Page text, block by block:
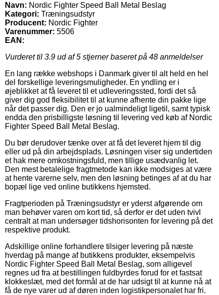
Navn: Nordic Fighter Speed Ball Metal Beslag
Kategori: Træningsudstyr
Producent: Nordic Fighter
Varenummer: 5506
EAN:
Vurderet til 3.9 ud af 5 stjerner baseret på 48 anmeldelser
En lang række webshops i Danmark giver til alt held en hel
del forskellige leveringsmuligheder. En yndling er i
øjeblikket at få leveret til et udleveringssted, fordi det så
giver dig god fleksibilitet til at kunne afhente din pakke lige
når det passer dig. Den er jo ualmindeligt ligetil, samt typisk
endda den prisbilligste løsning til levering ved køb af Nordic
Fighter Speed Ball Metal Beslag.
Du bør derudover tænke over at få det leveret hjem til dig
eller ud på din arbejdsplads. Løsningen viser sig undertiden
et hak mere omkostningsfuld, men tillige usædvanlig let.
Den mest betalelige fragtmetode kan ikke modsiges at være
at hente varerne selv, men den løsning betinges af at du har
bopæl lige ved online butikkens hjemsted.
Fragtperioden på Træningsudstyr er yderst afgørende om
man behøver varen om kort tid, så derfor er det uden tvivl
centralt at man undersøger tidshorisonten for levering på det
respektive produkt.
Adskillige online forhandlere tilsiger levering på næste
hverdag på mange af butikkens produkter, eksempelvis
Nordic Fighter Speed Ball Metal Beslag, som alligevel
regnes ud fra at bestillingen fuldbyrdes forud for et fastsat
klokkeslæt, med det formål at de har udsigt til at kunne nå at
få de nye varer ud af døren inden logistikpersonalet har fri.